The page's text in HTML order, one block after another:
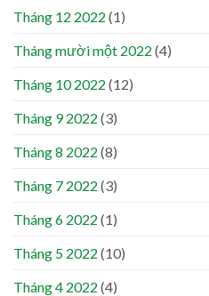
Tháng 12 2022 (1)
Tháng mười một 2022 (4)
Tháng 10 2022 (12)
Tháng 9 2022 (3)
Tháng 8 2022 (8)
Tháng 7 2022 (3)
Tháng 6 2022 (1)
Tháng 5 2022 (10)
Tháng 4 2022 (4)